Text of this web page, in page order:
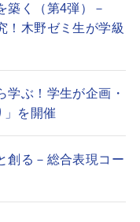
築く（第4弾）－
！木野ゼミ生が学級
学ぶ！学生が企画・
」を開催
創る－総合表現コー